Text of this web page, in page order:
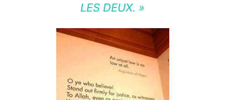
LES DEUX. »